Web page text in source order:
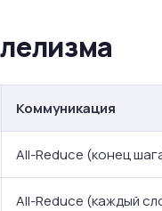
Коммуникация
All-Reduce (конец
All-Reduce (каждый